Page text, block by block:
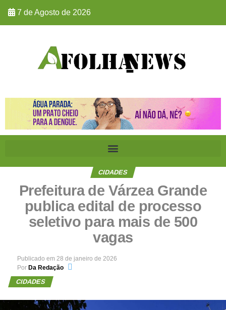
7 de Agosto de 2026
CIDADES
Prefeitura de Várzea Grande
publica edital de processo
seletivo para mais de 500
vagas
Publicado em 28 de janeiro de 2026
Por Da Redação
CIDADES